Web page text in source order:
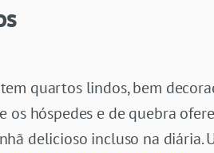
quartos lindos, bem
os hóspedes e de quebra
delicioso incluso na diária.